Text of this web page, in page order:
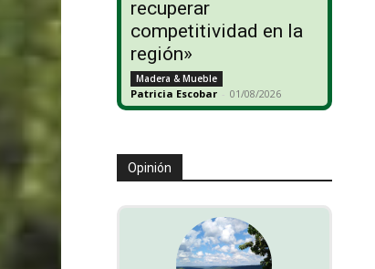
recuperar
competitividad en la
región»
Madera & Mueble
Patricia Escobar - 01/08/2026
Opinión